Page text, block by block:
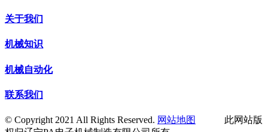
关于我们
机械知识
机械自动化
联系我们
© Copyright 2021 All Rights Reserved. 网站地图
此网站版